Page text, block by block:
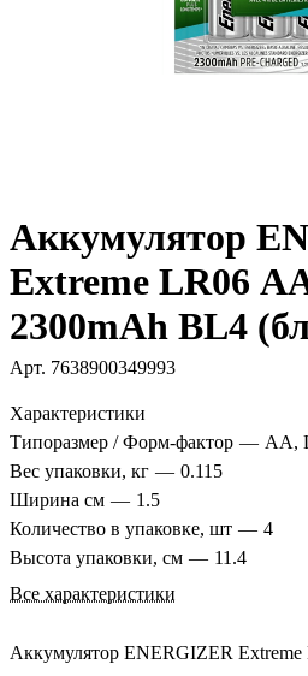
Аккумулятор
Extreme LR06
2300mAh BL4
Арт. 7638900349993
Характеристики
Типоразмер / Форм-фактор — АА,
Вес упаковки, кг — 0.115
Ширина см — 1.5
Количество в упаковке, шт — 4
Высота упаковки, см — 11.4
Все характеристики
Аккумулятор ENERGIZER